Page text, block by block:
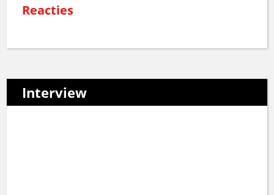
Reacties
Interview